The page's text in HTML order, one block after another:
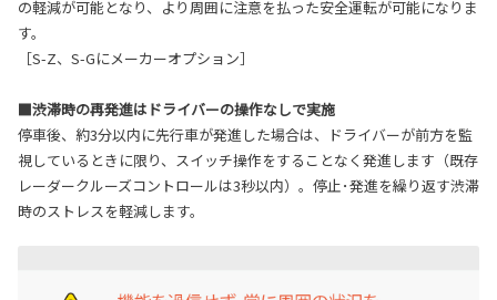
の軽減が可能となり、より周囲に注意を払った安全運転が可能になりま
す。
［S-Z、S-Gにメーカーオプション］
■渋滞時の再発進はドライバーの操作なしで実施
停車後、約3分以内に先行車が発進した場合は、ドライバーが前方を監
視しているときに限り、スイッチ操作をすることなく発進します（既存
レーダークルーズコントロールは3秒以内）。停止･発進を繰り返す渋滞
時のストレスを軽減します。